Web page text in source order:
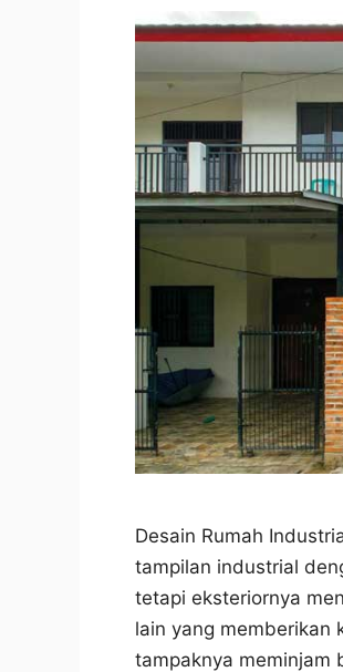
Desain Rumah
tampilan industrial
tetapi eksteriornya
lain yang memberikan
tampaknya meminjam